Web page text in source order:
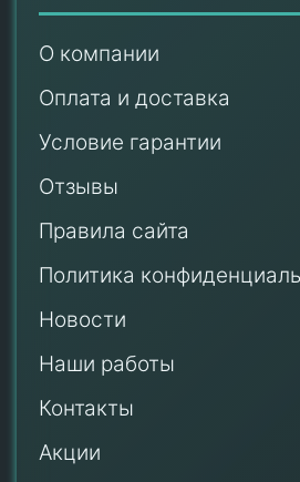
О компании
Оплата и доставка
Условие гарантии
Отзывы
Правила сайта
Политика
Новости
Наши работы
Контакты
Акции